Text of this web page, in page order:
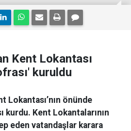
Kent Lokantası
kuruldu
Lokantası’nın önünde
kurdu. Kent Lokantalarının
eden vatandaşlar karara